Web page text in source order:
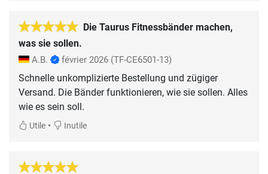
Die Taurus Fitnessbänder machen,
was sie sollen.
A.B. février 2026 (TF-CE6501-13)
Schnelle unkomplizierte Bestellung und zügiger
Versand. Die Bänder funktionieren, wie sie sollen. Alles
wie es sein soll.
Utile • Inutile